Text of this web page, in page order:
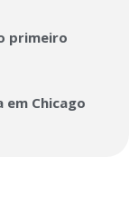
primeiro
em Chicago